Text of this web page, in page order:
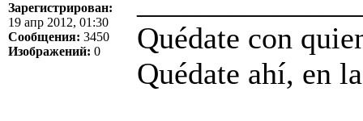
Зарегистрирован:
19 апр 2012, 01:30
Сообщения: 3450
Изображений: 0
Quédate con
Quédate ahí, en